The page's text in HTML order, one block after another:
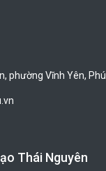
phường Vĩnh Yên,
Thái Nguyên